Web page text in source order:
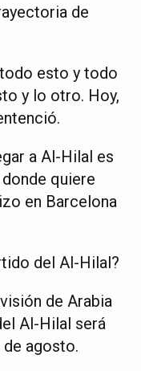
de
esto y todo
y lo otro. Hoy,
a Al-Hilal es
quiere
en Barcelona
del Al-Hilal?
de Arabia
Al-Hilal será
agosto.